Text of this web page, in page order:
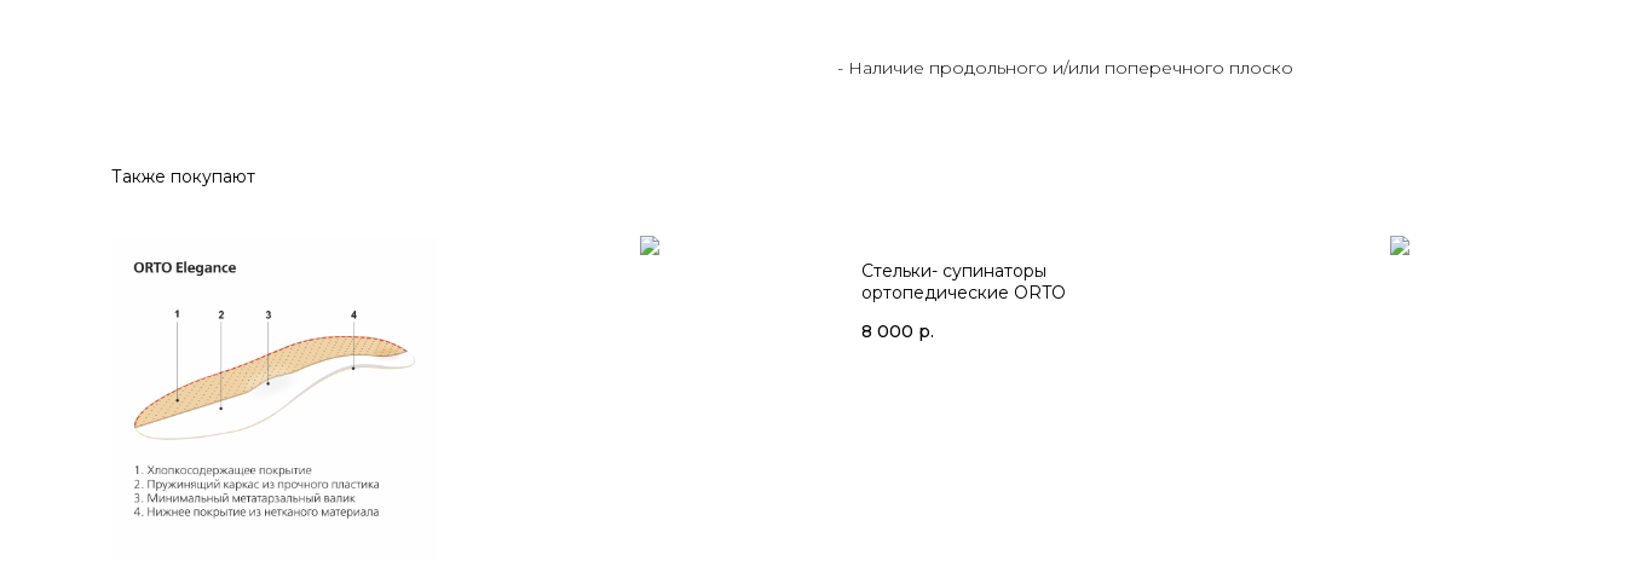
- Наличие продольного и/или поперечного плоско
Также покупают
Стельки- супинаторы
ортопедические ORTO
8 000 р.